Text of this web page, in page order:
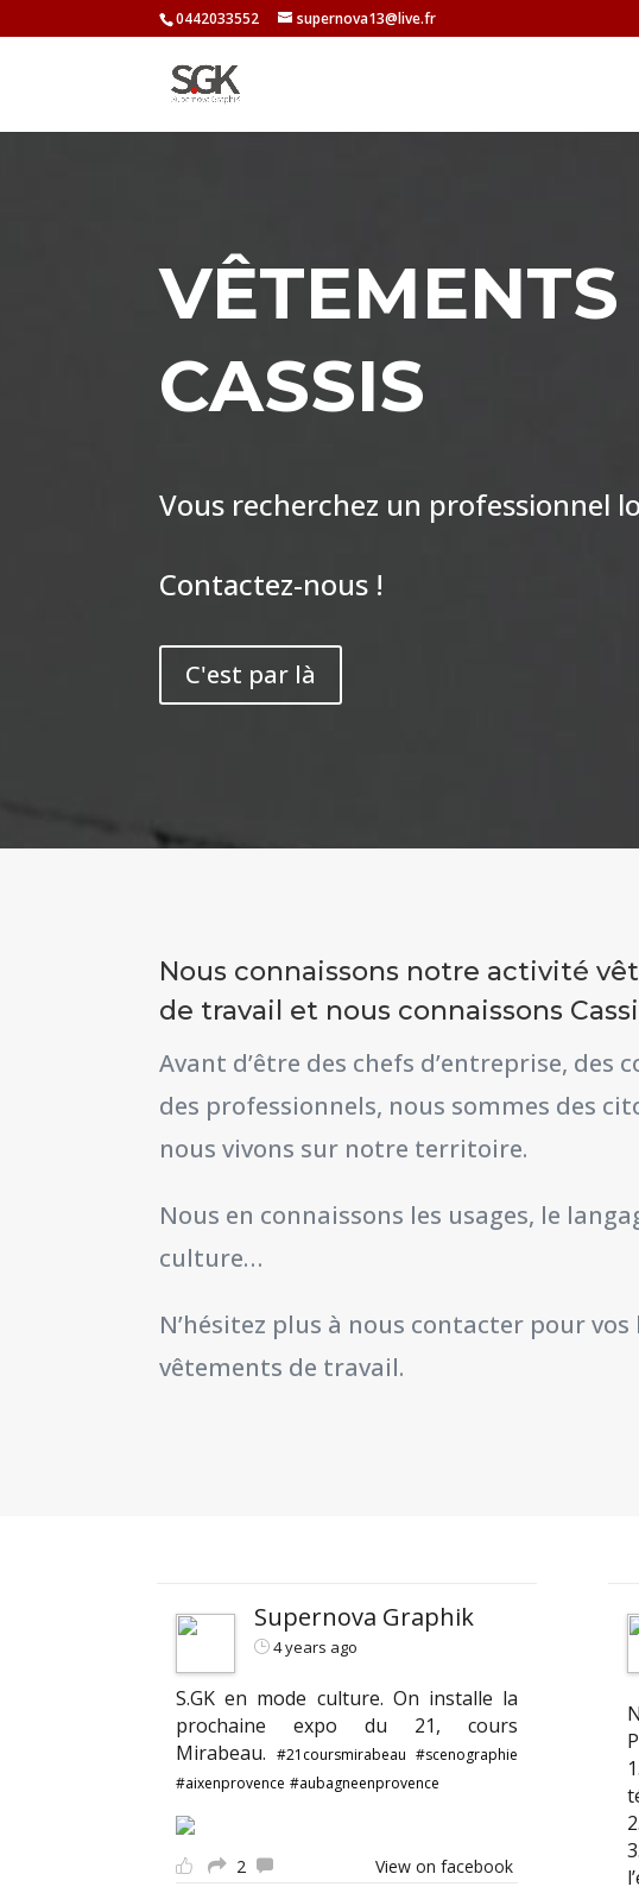
0442033552 supernova13@live.fr
CASSIS
Vous recherchez un professionnel
Contactez-nous !
C'est par là
Nous connaissons notre activité
de travail et nous connaissons
Avant d’être des chefs d’entreprise, des
des professionnels, nous sommes des
nous vivons sur notre territoire.
Nous en connaissons les usages, le
culture…
N’hésitez plus à nous contacter pour vos
vêtements de travail.
Supernova Graphik
4 years ago
S.GK en mode culture. On installe la
prochaine expo du 21, cours
Mirabeau. #21coursmirabeau #scenographie
#aixenprovence #aubagneenprovence
2 View on facebook